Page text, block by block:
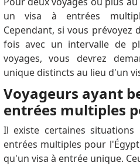
un visa à entrées
Cependant, si vous prévoyez
fois avec un intervalle de
voyages, vous devrez
unique distincts au lieu d'un
Voyageurs ayant
entrées multiples
Il existe certaines
entrées multiples pour
qu'un visa à entrée unique.